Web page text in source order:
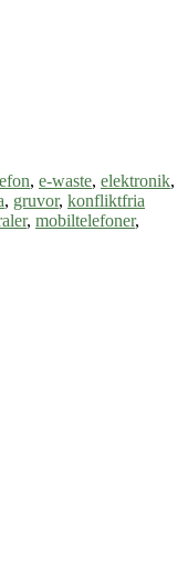
, e-waste, elektronik,
, gruvor, konfliktfria
, mobiltelefoner,